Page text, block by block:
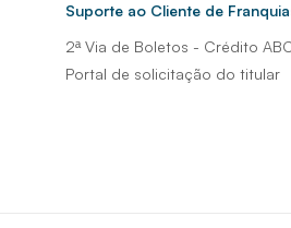
Suporte ao Cliente de
2ª Via de Boletos - Crédito
Portal de solicitação do titular